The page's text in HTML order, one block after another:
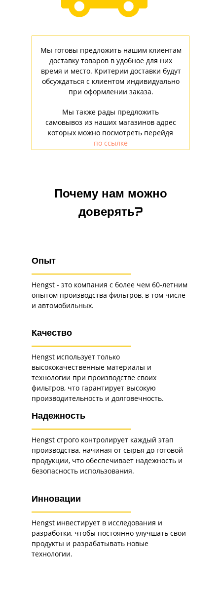
Мы готовы предложить нашим клиентам
доставку товаров в удобное для них
время и место. Критерии доставки будут
обсуждаться с клиентом индивидуально
при оформлении заказа.
Мы также рады предложить
самовывоз из наших магазинов адрес
которых можно посмотреть перейдя
по ссылке
Почему нам можно
доверять?
Опыт
Hengst - это компания с более чем 60-летним
опытом производства фильтров, в том числе
и автомобильных.
Качество
Надежность
Hengst использует только
высококачественные материалы и
технологии при производстве своих
фильтров, что гарантирует высокую
производительность и долговечность.
Инновации
Hengst строго контролирует каждый этап
производства, начиная от сырья до готовой
продукции, что обеспечивает надежность и
безопасность использования.
Hengst инвестирует в исследования и
разработки, чтобы постоянно улучшать свои
продукты и разрабатывать новые
технологии.